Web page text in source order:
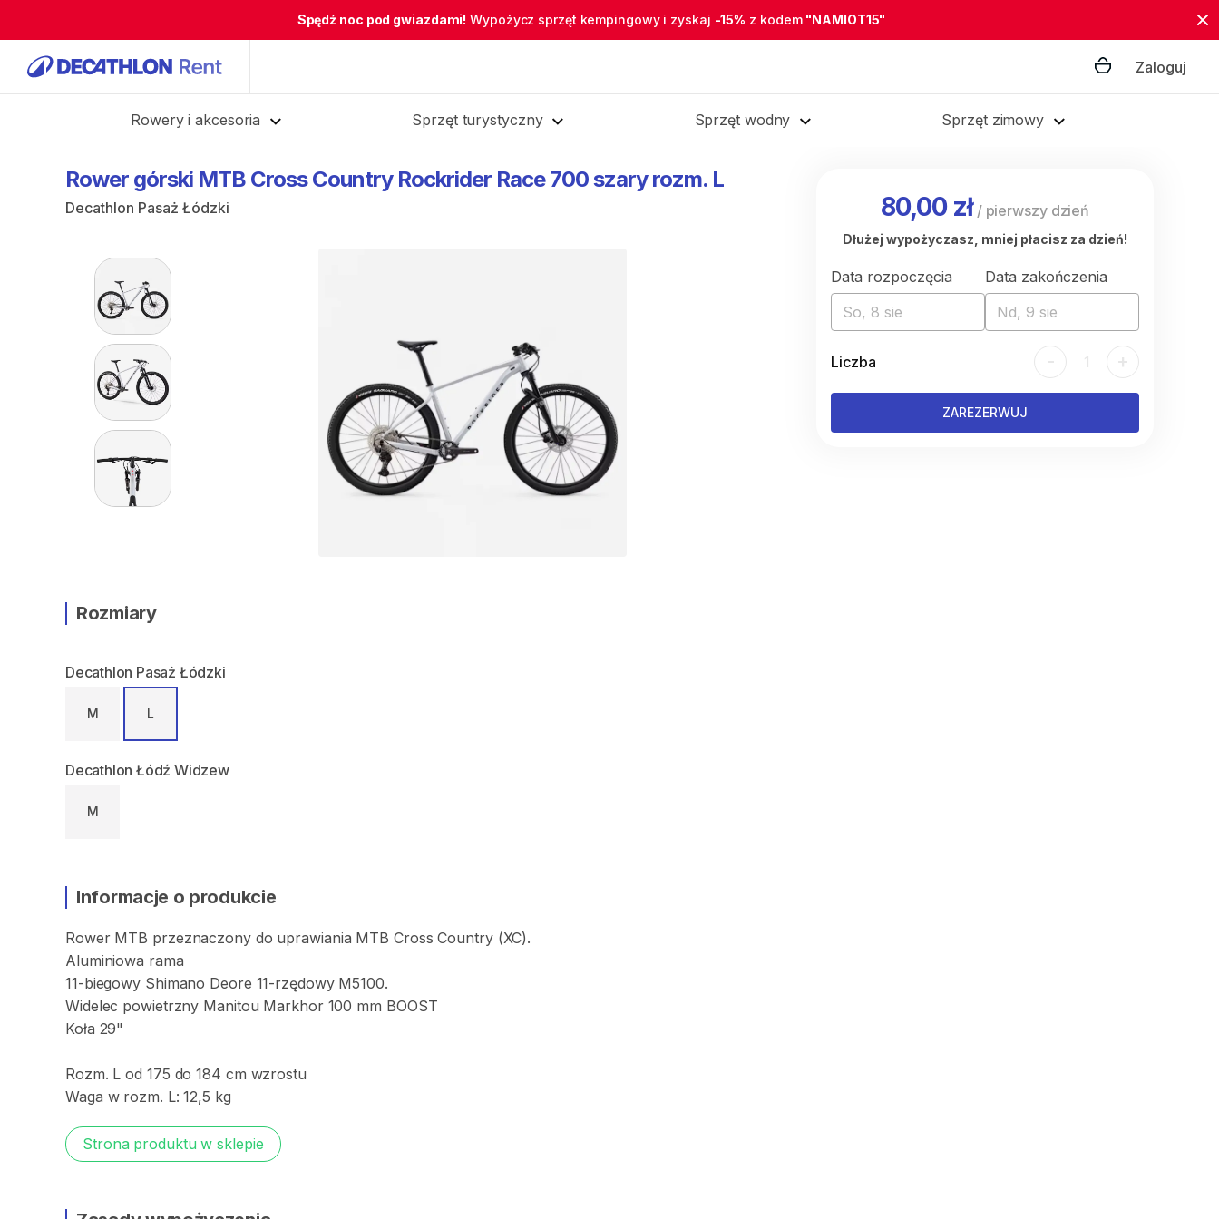
Spędź noc pod gwiazdami! Wypożycz sprzęt kempingowy i zyskaj -15% z kodem "NAMIOT15"
Zaloguj
Rowery i akcesoria Sprzęt turystyczny Sprzęt wodny Sprzęt zimowy
Rower górski MTB Cross Country Rockrider Race 700szary rozm. L
Decathlon Pasaż Łódzki
Rozmiary
Decathlon Pasaż Łódzki
M L
Decathlon Łódź Widzew
M
Informacje o produkcie
Rower MTB przeznaczony do uprawiania MTB Cross Country (XC).
Aluminiowa rama
11-biegowy Shimano Deore 11-rzędowy M5100.
Widelec powietrzny Manitou Markhor 100 mm BOOST
Koła 29"
Rozm. L od 175 do 184 cm wzrostu
Waga w rozm. L: 12​​​,​​​5 kg
Strona produktu w sklepie
80,00 zł/ pierwszy dzień
Dłużej wypożyczasz, mniej płacisz za dzień!
Data rozpoczęcia
So, 8 sie
Data zakończenia
Nd, 9 sie
Liczba - 1 +
ZAREZERWUJ